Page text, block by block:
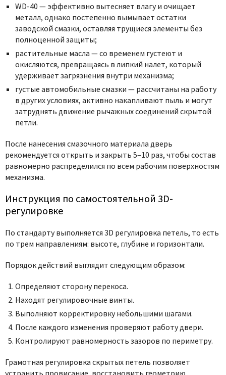
WD-40 — эффективно вытесняет влагу и очищает
металл, однако постепенно вымывает остатки
заводской смазки, оставляя трущиеся элементы без
полноценной защиты;
растительные масла — со временем густеют и
окисляются, превращаясь в липкий налет, который
удерживает загрязнения внутри механизма;
густые автомобильные смазки — рассчитаны на работу
в других условиях, активно накапливают пыль и могут
затруднять движение рычажных соединений скрытой
петли.
После нанесения смазочного материала дверь
рекомендуется открыть и закрыть 5–10 раз, чтобы состав
равномерно распределился по всем рабочим поверхностям
механизма.
Инструкция по самостоятельной 3D-
регулировке
По стандарту выполняется 3D регулировка петель, то есть
по трем направлениям: высоте, глубине и горизонтали.
Порядок действий выглядит следующим образом:
Определяют сторону перекоса.
Находят регулировочные винты.
Выполняют корректировку небольшими шагами.
После каждого изменения проверяют работу двери.
Контролируют равномерность зазоров по периметру.
Грамотная регулировка скрытых петель позволяет
устранить провисание, восстановить геометрию